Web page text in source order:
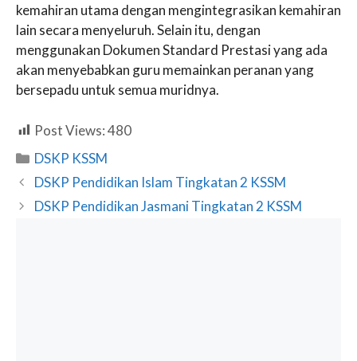
kemahiran utama dengan mengintegrasikan kemahiran
lain secara menyeluruh. Selain itu, dengan
menggunakan Dokumen Standard Prestasi yang ada
akan menyebabkan guru memainkan peranan yang
bersepadu untuk semua muridnya.
Post Views:480
Categories
DSKP KSSM
DSKP Pendidikan Islam Tingkatan 2 KSSM
DSKP Pendidikan Jasmani Tingkatan 2 KSSM